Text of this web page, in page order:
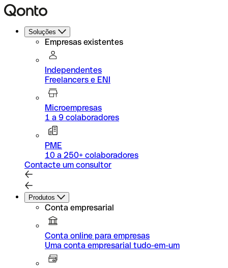
Soluções
Empresas existentes
Independentes
Freelancers e ENI
Microempresas
1 a 9 colaboradores
PME
10 a 250+ colaboradores
Contacte um consultor
Produtos
Conta empresarial
Conta online para empresas
Uma conta empresarial tudo-em-um